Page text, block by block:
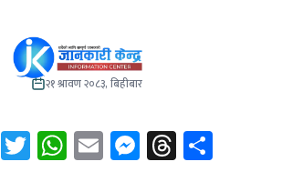
२१ श्रावण २०८३, बिहीबार
Facebook
Twitter
WhatsApp
EmailMessenger
Threads